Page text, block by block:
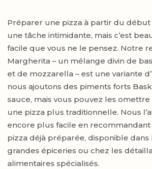
Préparer une pizza à partir du
une tâche intimidante, mais c’est
facile que vous ne le pensez. Notre
Margherita – un mélange divin de
et de mozzarella – est une variante
nous ajoutons des piments forts
sauce, mais vous pouvez les
une pizza plus traditionnelle. Nous
encore plus facile en recommandant
pizza déjà préparée, disponible
grandes épiceries ou chez les
alimentaires spécialisés.